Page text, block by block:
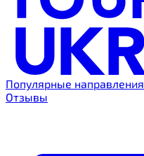
Популярные направления
Отзывы